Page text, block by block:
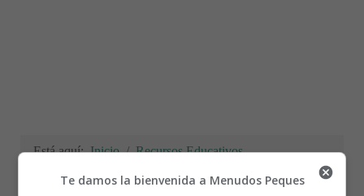
Está aquí:Inicio
Recursos Educativos
Te damos la bienvenida a Menudos Peques